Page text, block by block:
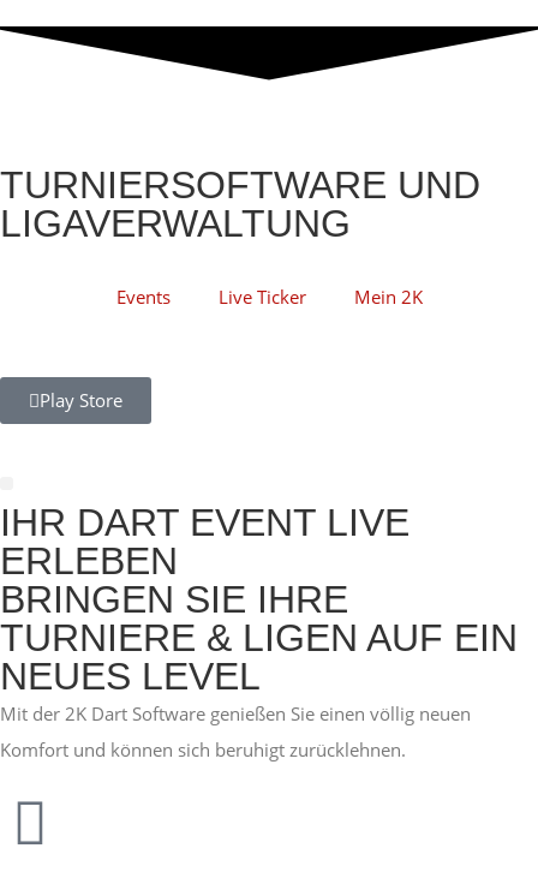
TURNIERSOFTWARE UND
LIGAVERWALTUNG
Events Live Ticker Mein 2K
Play Store
IHR DART EVENT LIVE
ERLEBEN
BRINGEN SIE IHRE
TURNIERE & LIGEN AUF EIN
NEUES LEVEL
Mit der 2K Dart Software genießen Sie einen völlig neuen
Komfort und können sich beruhigt zurücklehnen.